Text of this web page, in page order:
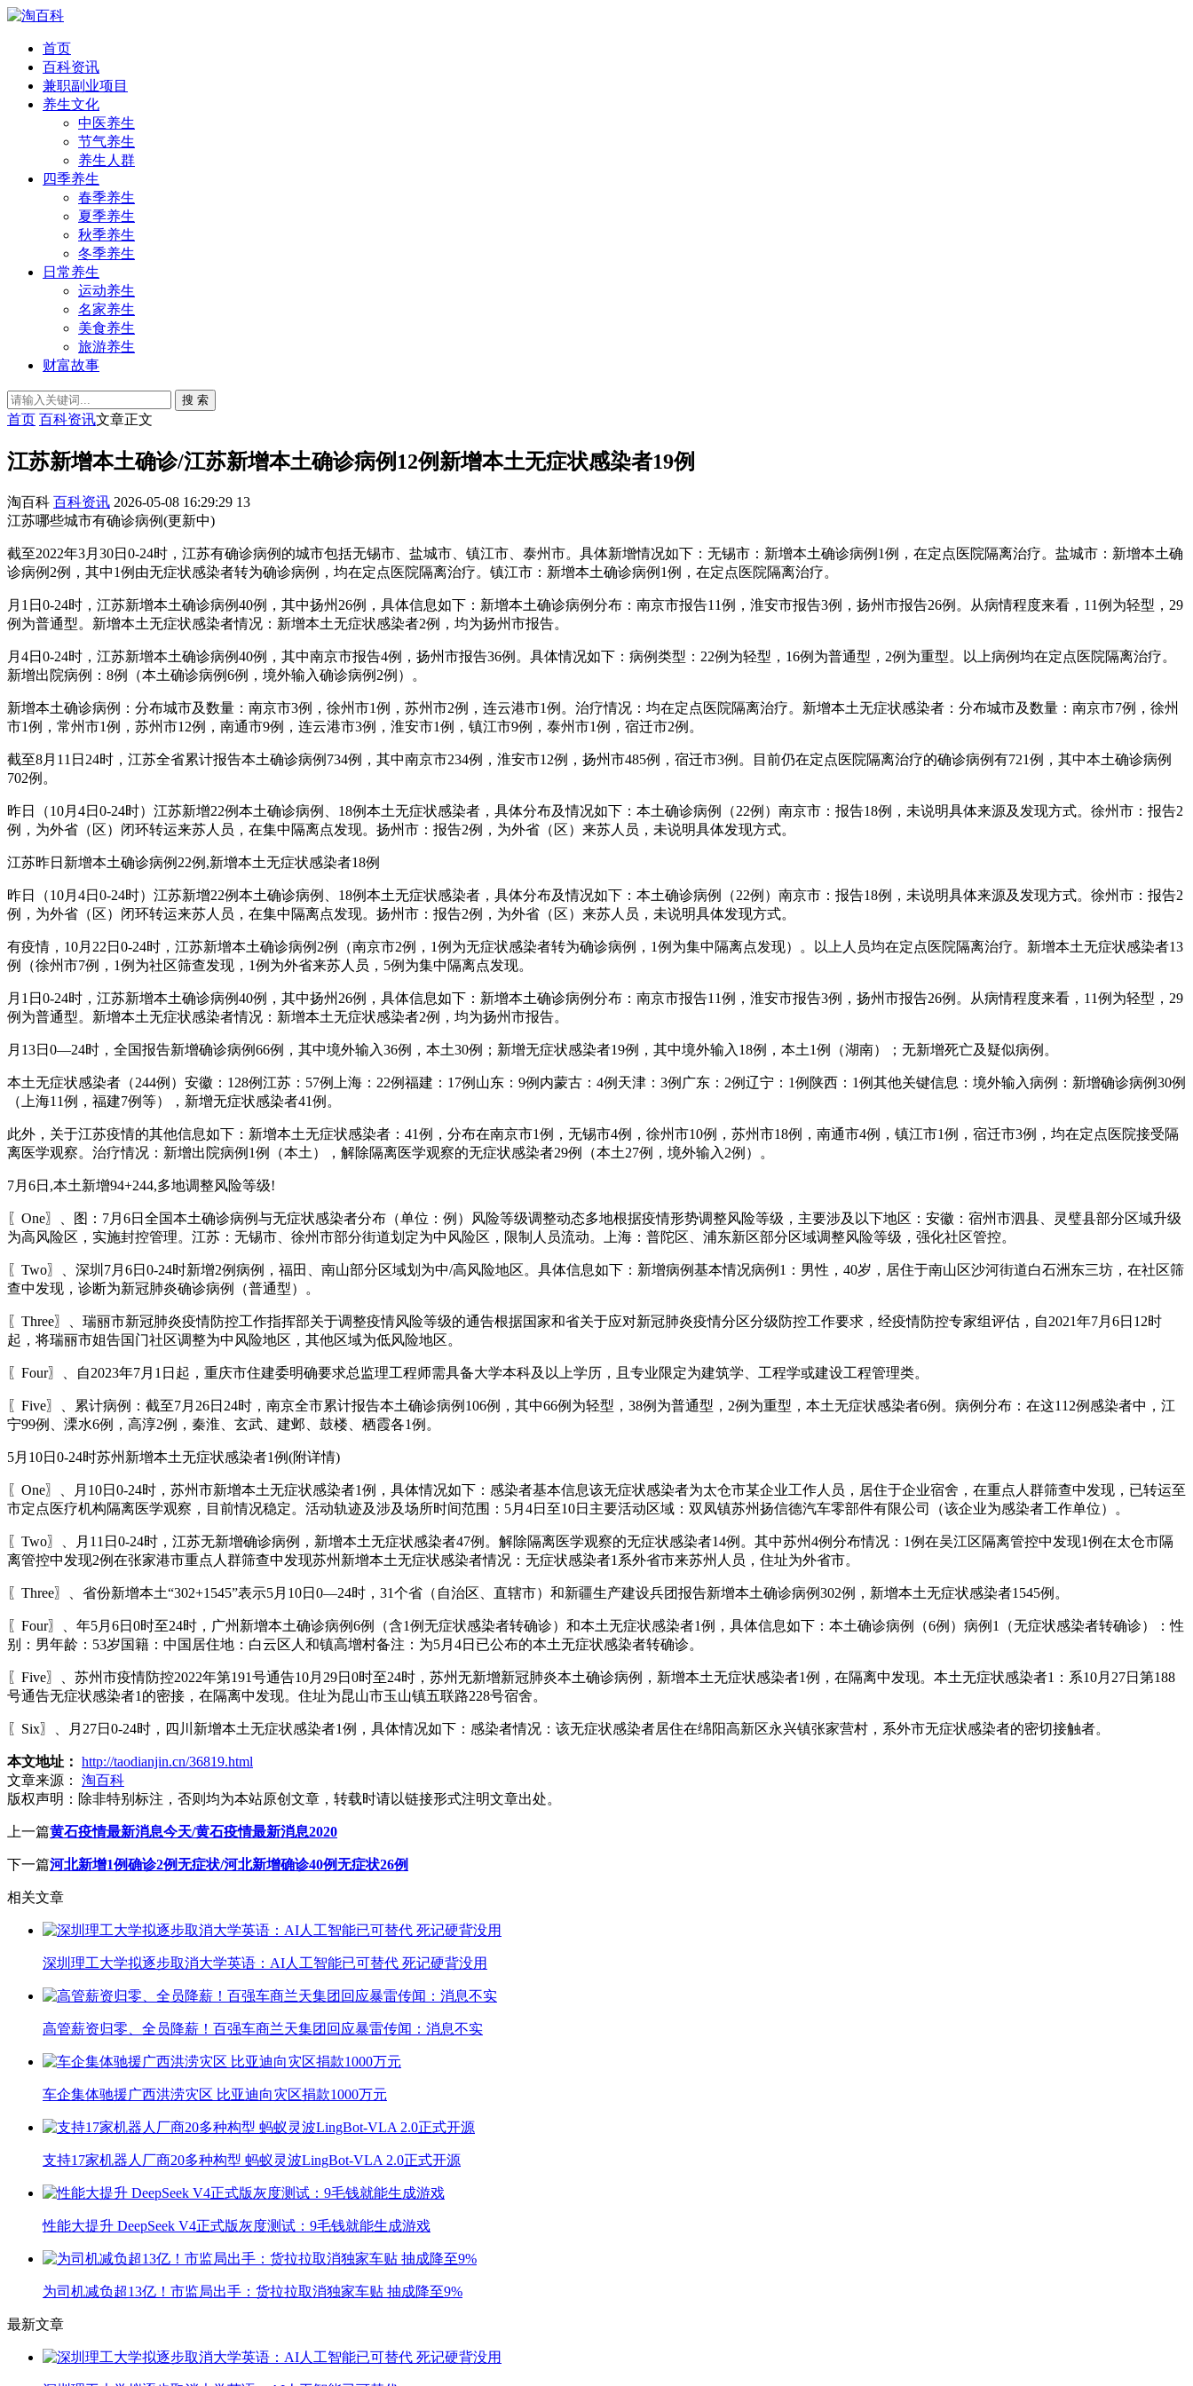
首页
百科资讯
兼职副业项目
养生文化
中医养生
节气养生
养生人群
四季养生
春季养生
夏季养生
秋季养生
冬季养生
日常养生
运动养生
名家养生
美食养生
旅游养生
财富故事
搜 索
首页 百科资讯文章正文
江苏新增本土确诊/江苏新增本土确诊病例12例新增本土无症状感染者19例
淘百科 百科资讯 2026-05-08 16:29:29 13
江苏哪些城市有确诊病例(更新中)
截至2022年3月30日0-24时，江苏有确诊病例的城市包括无锡市、盐城市、镇江市、泰州市。具体新增情况如下：无锡市：新增本土确诊病例1例，在定点医院隔离治疗。盐城市：新增本土确
诊病例2例，其中1例由无症状感染者转为确诊病例，均在定点医院隔离治疗。镇江市：新增本土确诊病例1例，在定点医院隔离治疗。
月1日0-24时，江苏新增本土确诊病例40例，其中扬州26例，具体信息如下：新增本土确诊病例分布：南京市报告11例，淮安市报告3例，扬州市报告26例。从病情程度来看，11例为轻型，29
例为普通型。新增本土无症状感染者情况：新增本土无症状感染者2例，均为扬州市报告。
月4日0-24时，江苏新增本土确诊病例40例，其中南京市报告4例，扬州市报告36例。具体情况如下：病例类型：22例为轻型，16例为普通型，2例为重型。以上病例均在定点医院隔离治疗。
新增出院病例：8例（本土确诊病例6例，境外输入确诊病例2例）。
新增本土确诊病例：分布城市及数量：南京市3例，徐州市1例，苏州市2例，连云港市1例。治疗情况：均在定点医院隔离治疗。新增本土无症状感染者：分布城市及数量：南京市7例，徐州
市1例，常州市1例，苏州市12例，南通市9例，连云港市3例，淮安市1例，镇江市9例，泰州市1例，宿迁市2例。
截至8月11日24时，江苏全省累计报告本土确诊病例734例，其中南京市234例，淮安市12例，扬州市485例，宿迁市3例。目前仍在定点医院隔离治疗的确诊病例有721例，其中本土确诊病例
702例。
昨日（10月4日0-24时）江苏新增22例本土确诊病例、18例本土无症状感染者，具体分布及情况如下：本土确诊病例（22例）南京市：报告18例，未说明具体来源及发现方式。徐州市：报告2
例，为外省（区）闭环转运来苏人员，在集中隔离点发现。扬州市：报告2例，为外省（区）来苏人员，未说明具体发现方式。
江苏昨日新增本土确诊病例22例,新增本土无症状感染者18例
昨日（10月4日0-24时）江苏新增22例本土确诊病例、18例本土无症状感染者，具体分布及情况如下：本土确诊病例（22例）南京市：报告18例，未说明具体来源及发现方式。徐州市：报告2
例，为外省（区）闭环转运来苏人员，在集中隔离点发现。扬州市：报告2例，为外省（区）来苏人员，未说明具体发现方式。
有疫情，10月22日0-24时，江苏新增本土确诊病例2例（南京市2例，1例为无症状感染者转为确诊病例，1例为集中隔离点发现）。以上人员均在定点医院隔离治疗。新增本土无症状感染者13
例（徐州市7例，1例为社区筛查发现，1例为外省来苏人员，5例为集中隔离点发现。
月1日0-24时，江苏新增本土确诊病例40例，其中扬州26例，具体信息如下：新增本土确诊病例分布：南京市报告11例，淮安市报告3例，扬州市报告26例。从病情程度来看，11例为轻型，29
例为普通型。新增本土无症状感染者情况：新增本土无症状感染者2例，均为扬州市报告。
月13日0—24时，全国报告新增确诊病例66例，其中境外输入36例，本土30例；新增无症状感染者19例，其中境外输入18例，本土1例（湖南）；无新增死亡及疑似病例。
本土无症状感染者（244例）安徽：128例江苏：57例上海：22例福建：17例山东：9例内蒙古：4例天津：3例广东：2例辽宁：1例陕西：1例其他关键信息：境外输入病例：新增确诊病例30例
（上海11例，福建7例等），新增无症状感染者41例。
此外，关于江苏疫情的其他信息如下：新增本土无症状感染者：41例，分布在南京市1例，无锡市4例，徐州市10例，苏州市18例，南通市4例，镇江市1例，宿迁市3例，均在定点医院接受隔
离医学观察。治疗情况：新增出院病例1例（本土），解除隔离医学观察的无症状感染者29例（本土27例，境外输入2例）。
7月6日,本土新增94+244,多地调整风险等级!
〖One〗、图：7月6日全国本土确诊病例与无症状感染者分布（单位：例）风险等级调整动态多地根据疫情形势调整风险等级，主要涉及以下地区：安徽：宿州市泗县、灵璧县部分区域升级
为高风险区，实施封控管理。江苏：无锡市、徐州市部分街道划定为中风险区，限制人员流动。上海：普陀区、浦东新区部分区域调整风险等级，强化社区管控。
〖Two〗、深圳7月6日0-24时新增2例病例，福田、南山部分区域划为中/高风险地区。具体信息如下：新增病例基本情况病例1：男性，40岁，居住于南山区沙河街道白石洲东三坊，在社区筛
查中发现，诊断为新冠肺炎确诊病例（普通型）。
〖Three〗、瑞丽市新冠肺炎疫情防控工作指挥部关于调整疫情风险等级的通告根据国家和省关于应对新冠肺炎疫情分区分级防控工作要求，经疫情防控专家组评估，自2021年7月6日12时
起，将瑞丽市姐告国门社区调整为中风险地区，其他区域为低风险地区。
〖Four〗、自2023年7月1日起，重庆市住建委明确要求总监理工程师需具备大学本科及以上学历，且专业限定为建筑学、工程学或建设工程管理类。
〖Five〗、累计病例：截至7月26日24时，南京全市累计报告本土确诊病例106例，其中66例为轻型，38例为普通型，2例为重型，本土无症状感染者6例。病例分布：在这112例感染者中，江
宁99例、溧水6例，高淳2例，秦淮、玄武、建邺、鼓楼、栖霞各1例。
5月10日0-24时苏州新增本土无症状感染者1例(附详情)
〖One〗、月10日0-24时，苏州市新增本土无症状感染者1例，具体情况如下：感染者基本信息该无症状感染者为太仓市某企业工作人员，居住于企业宿舍，在重点人群筛查中发现，已转运至
市定点医疗机构隔离医学观察，目前情况稳定。活动轨迹及涉及场所时间范围：5月4日至10日主要活动区域：双凤镇苏州扬信德汽车零部件有限公司（该企业为感染者工作单位）。
〖Two〗、月11日0-24时，江苏无新增确诊病例，新增本土无症状感染者47例。解除隔离医学观察的无症状感染者14例。其中苏州4例分布情况：1例在吴江区隔离管控中发现1例在太仓市隔
离管控中发现2例在张家港市重点人群筛查中发现苏州新增本土无症状感染者情况：无症状感染者1系外省市来苏州人员，住址为外省市。
〖Three〗、省份新增本土“302+1545”表示5月10日0—24时，31个省（自治区、直辖市）和新疆生产建设兵团报告新增本土确诊病例302例，新增本土无症状感染者1545例。
〖Four〗、年5月6日0时至24时，广州新增本土确诊病例6例（含1例无症状感染者转确诊）和本土无症状感染者1例，具体信息如下：本土确诊病例（6例）病例1（无症状感染者转确诊）：性
别：男年龄：53岁国籍：中国居住地：白云区人和镇高增村备注：为5月4日已公布的本土无症状感染者转确诊。
〖Five〗、苏州市疫情防控2022年第191号通告10月29日0时至24时，苏州无新增新冠肺炎本土确诊病例，新增本土无症状感染者1例，在隔离中发现。本土无症状感染者1：系10月27日第188
号通告无症状感染者1的密接，在隔离中发现。住址为昆山市玉山镇五联路228号宿舍。
〖Six〗、月27日0-24时，四川新增本土无症状感染者1例，具体情况如下：感染者情况：该无症状感染者居住在绵阳高新区永兴镇张家营村，系外市无症状感染者的密切接触者。
本文地址： http://taodianjin.cn/36819.html
文章来源：
淘百科
版权声明： 除非特别标注，否则均为本站原创文章，转载时请以链接形式注明文章出处。
上一篇黄石疫情最新消息今天/黄石疫情最新消息2020
下一篇河北新增1例确诊2例无症状/河北新增确诊40例无症状26例
相关文章
深圳理工大学拟逐步取消大学英语：AI人工智能已可替代 死记硬背没用
高管薪资归零、全员降薪！百强车商兰天集团回应暴雷传闻：消息不实
车企集体驰援广西洪涝灾区 比亚迪向灾区捐款1000万元
支持17家机器人厂商20多种构型 蚂蚁灵波LingBot-VLA 2.0正式开源
性能大提升 DeepSeek V4正式版灰度测试：9毛钱就能生成游戏
为司机减负超13亿！市监局出手：货拉拉取消独家车贴 抽成降至9%
最新文章